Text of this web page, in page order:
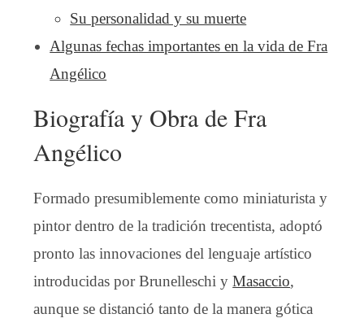
Su personalidad y su muerte
Algunas fechas importantes en la vida de Fra
Angélico
Biografía y Obra de Fra
Angélico
Formado presumiblemente como miniaturista y
pintor dentro de la tradición trecentista, adoptó
pronto las innovaciones del lenguaje artístico
introducidas por Brunelleschi yMasaccio,
aunque se distanció tanto de la manera gótica